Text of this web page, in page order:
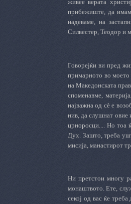
живее верата
прибежиште, да
надеваме, на
Силвестер, Теодор и
Говорејќи ви пред
примарното во моето
на Македонската
споменавме,
најважна од сè е
нив, да слушнат овие
црноросци.... Но тоа
Дух. Зашто, треба
мисија, манастирот
Ни претстои многу
монаштвото. Ете,
секој од вас ќе